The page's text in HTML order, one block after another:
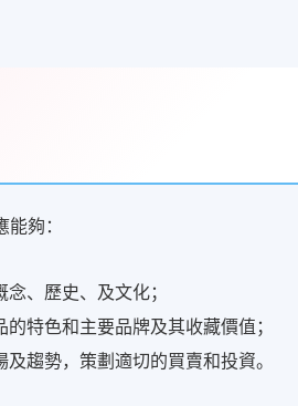
夠：
、歷史、及文化；
的特色和主要品牌及其收藏價值；
趨勢，策劃適切的買賣和投資。